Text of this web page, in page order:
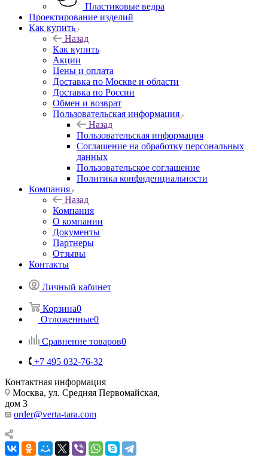
Пластиковые ведра
Проектирование изделий
Как купить
Назад
Как купить
Акции
Цены и оплата
Доставка по Москве и области
Доставка по России
Обмен и возврат
Пользовательская информация
Назад
Пользовательская информация
Соглашение на обработку персональных
данных
Пользовательское соглашение
Политика конфиденциальности
Компания
Назад
Компания
О компании
Документы
Партнеры
Отзывы
Контакты
Личный кабинет
Корзина0
Отложенные0
Сравнение товаров0
+7 495 032-76-32
Контактная информация
Москва, ул. Средняя Первомайская,
дом 3
order@verta-tara.com